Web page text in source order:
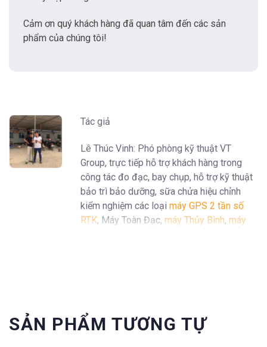
Cảm ơn quý khách hàng đã quan tâm đến các sản
phẩm của chúng tôi!
Tác giả
Lê Thúc Vinh: Phó phòng kỹ thuật VT
Group, trực tiếp hỗ trợ khách hàng trong
công tác đo đạc, bay chụp, hỗ trợ kỹ thuật
bảo trì bảo dưỡng, sữa chửa hiệu chỉnh
kiểm nghiệm các loại máy GPS 2 tần số
RTK, Máy Toàn Đạc, máy Thủy Bình, máy
SẢN PHẨM TƯƠNG TỰ